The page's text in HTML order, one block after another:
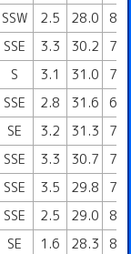
SSW 2.5 28.0
86
SSE 3.3 30.2
73
S 3.1 31.0
71
SSE 2.8 31.6 69
SE 3.2 31.3
73
SSE 3.3 30.7
74
SSE 3.5 29.8
79
SSE 2.5 29.0
85
SE 1.6 28.3
89